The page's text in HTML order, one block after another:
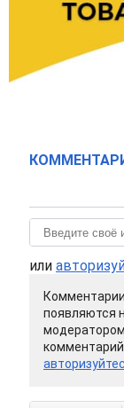
или
появляются
комментарий